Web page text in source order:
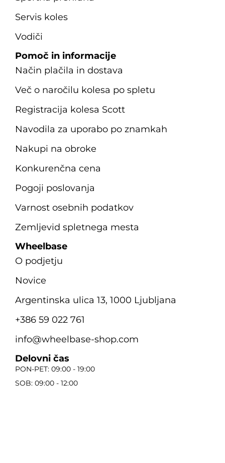
Servis koles
Vodiči
Pomoč in informacije
Način plačila in dostava
Več o naročilu kolesa po spletu
Registracija kolesa Scott
Navodila za uporabo po znamkah
Nakupi na obroke
Konkurenčna cena
Pogoji poslovanja
Varnost osebnih podatkov
Zemljevid spletnega mesta
Wheelbase
O podjetju
Novice
Argentinska ulica 13, 1000 Ljubljana
+386 59 022 761
info@wheelbase-shop.com
Delovni čas
PON-PET: 09:00 - 19:00
SOB: 09:00 - 12:00